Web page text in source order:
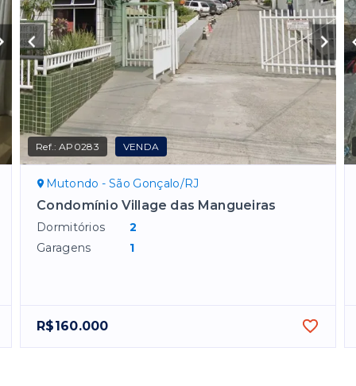
Ref.:AP0283 VENDA
Mutondo - São Gonçalo/RJ
Condomínio Village das Mangueiras
Dormitórios
2
Garagens
1
R$160.000